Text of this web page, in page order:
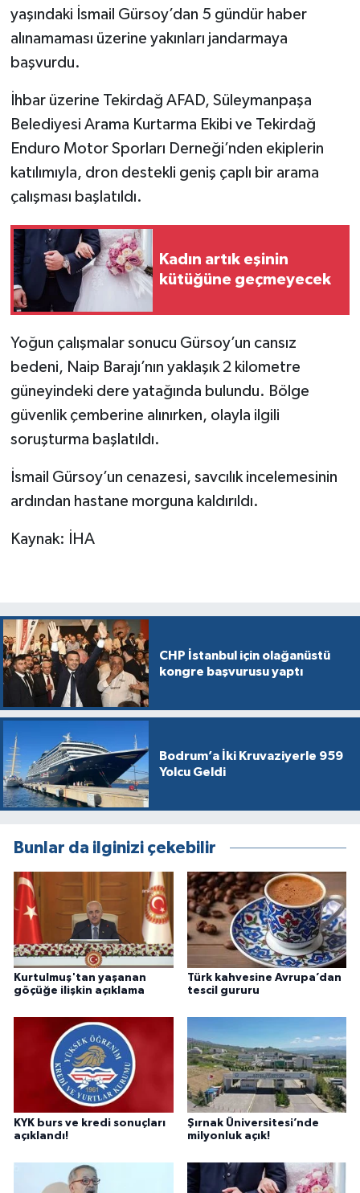
yaşındaki İsmail Gürsoy’dan 5 gündür haber
alınamaması üzerine yakınları jandarmaya
başvurdu.
İhbar üzerine Tekirdağ AFAD, Süleymanpaşa
Belediyesi Arama Kurtarma Ekibi ve Tekirdağ
Enduro Motor Sporları Derneği’nden ekiplerin
katılımıyla, dron destekli geniş çaplı bir arama
çalışması başlatıldı.
Kadın artık eşinin
kütüğüne geçmeyecek
Yoğun çalışmalar sonucu Gürsoy’un cansız
bedeni, Naip Barajı’nın yaklaşık 2 kilometre
güneyindeki dere yatağında bulundu. Bölge
güvenlik çemberine alınırken, olayla ilgili
soruşturma başlatıldı.
İsmail Gürsoy’un cenazesi, savcılık incelemesinin
ardından hastane morguna kaldırıldı.
Kaynak: İHA
CHP İstanbul için olağanüstü
kongre başvurusu yaptı
Bodrum’a İki Kruvaziyerle 959
Yolcu Geldi
Bunlar da ilginizi çekebilir
Kurtulmuş'tan yaşanan
göçüğe ilişkin açıklama
Türk kahvesine Avrupa’dan
tescil gururu
KYK burs ve kredi sonuçları
açıklandı!
Şırnak Üniversitesi’nde
milyonluk açık!